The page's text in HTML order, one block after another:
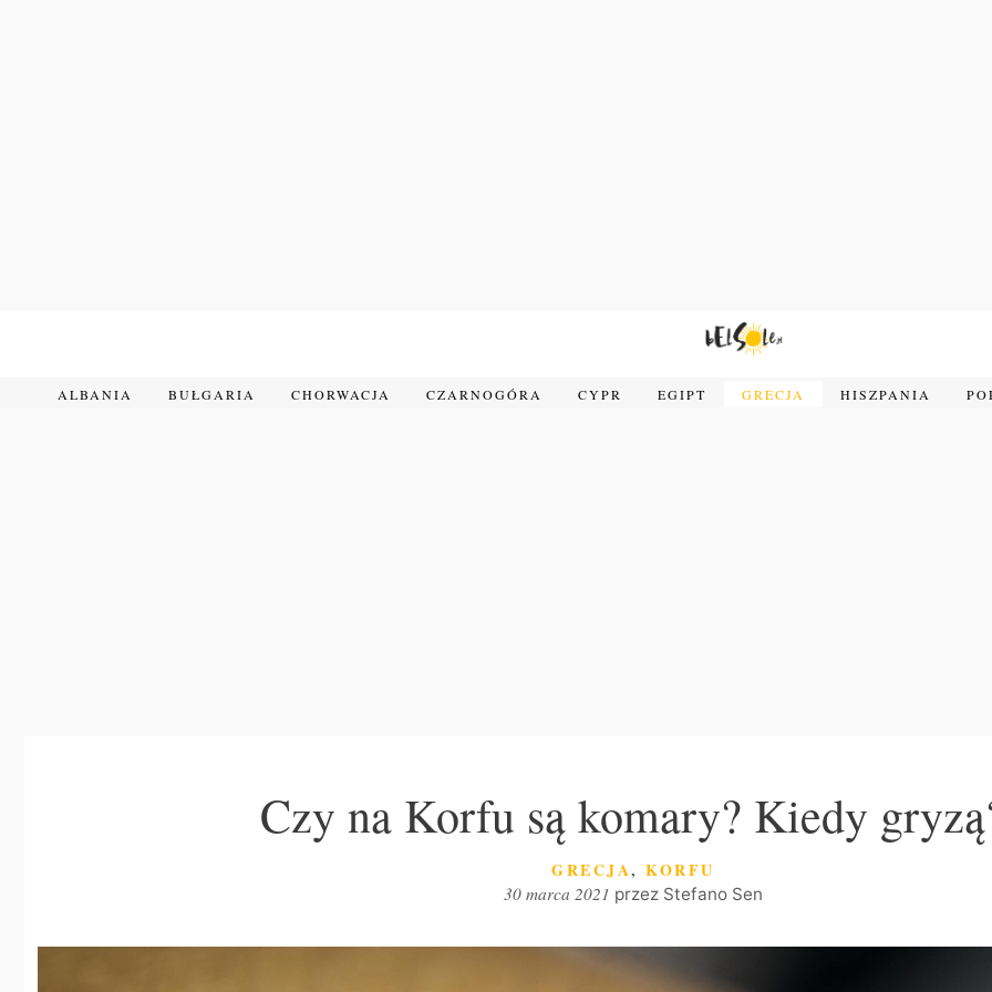
ALBANIA BUŁGARIA CHORWACJA CZARNOGÓRA CYPR EGIPT GRECJA HISZPANIA
Czy na Korfu są komary? Kiedy
KATEGORIE
GRECJA,KORFU
30 marca 2021 przez Stefano Sen